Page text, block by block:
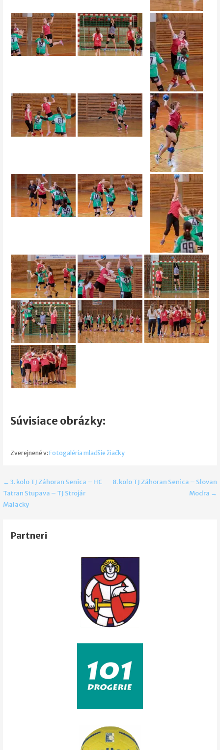
Súvisiace obrázky:
Zverejnené v: Fotogaléria mladšie žiačky
Navigácia
v
← 3. kolo TJ Záhoran Senica – HC
Tatran Stupava – TJ Strojár
Malacky
8. kolo TJ Záhoran Senica – Slovan
Modra →
Partneri